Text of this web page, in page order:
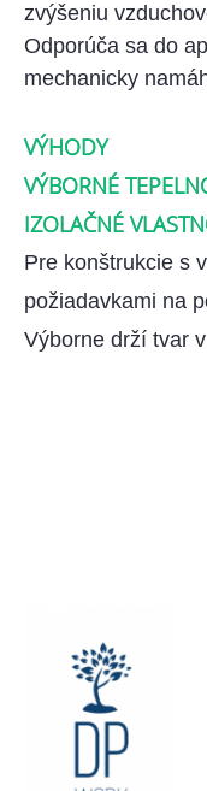
zvýšeniu
Odporúča sa do
mechanicky
VÝHODY
VÝBORNÉ
IZOLAČNÉ
Pre konštrukcie s
požiadavkami na
Výborne drží tvar